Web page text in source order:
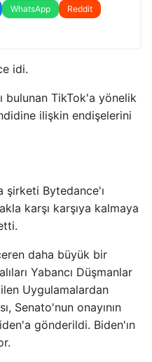
WhatsApp
Reddit
idi.
bulunan TikTok'a yönelik
ilişkin endişelerini
şirketi Bytedance'ı
karşı karşıya kalmaya
daha büyük bir
Yabancı Düşmanlar
Uygulamalardan
Senato'nun onayının
gönderildi. Biden'ın